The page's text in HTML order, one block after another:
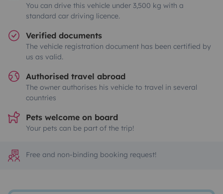
You can drive this vehicle under 3,500 kg with a
standard car driving licence.
Verified documents
The vehicle registration document has been certified by
us as valid.
Authorised travel abroad
The owner authorises his vehicle to travel in several
countries
Pets welcome on board
Your pets can be part of the trip!
Free and non-binding booking request!